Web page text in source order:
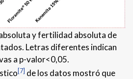
y fertilidad absoluta de
Letras diferentes indican
a p-valor<0,05.
[7] de los datos mostró que